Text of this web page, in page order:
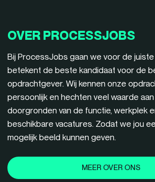
OVER PROCESSJOBS
Bij ProcessJobs gaan we voor de juiste
betekent de beste kandidaat voor de
opdrachtgever. Wij kennen onze
persoonlijk en hechten veel waarde
doorgronden van de functie, werkplek
beschikbare vacatures. Zodat we jou
mogelijk beeld kunnen geven.
MEER OVER ONS